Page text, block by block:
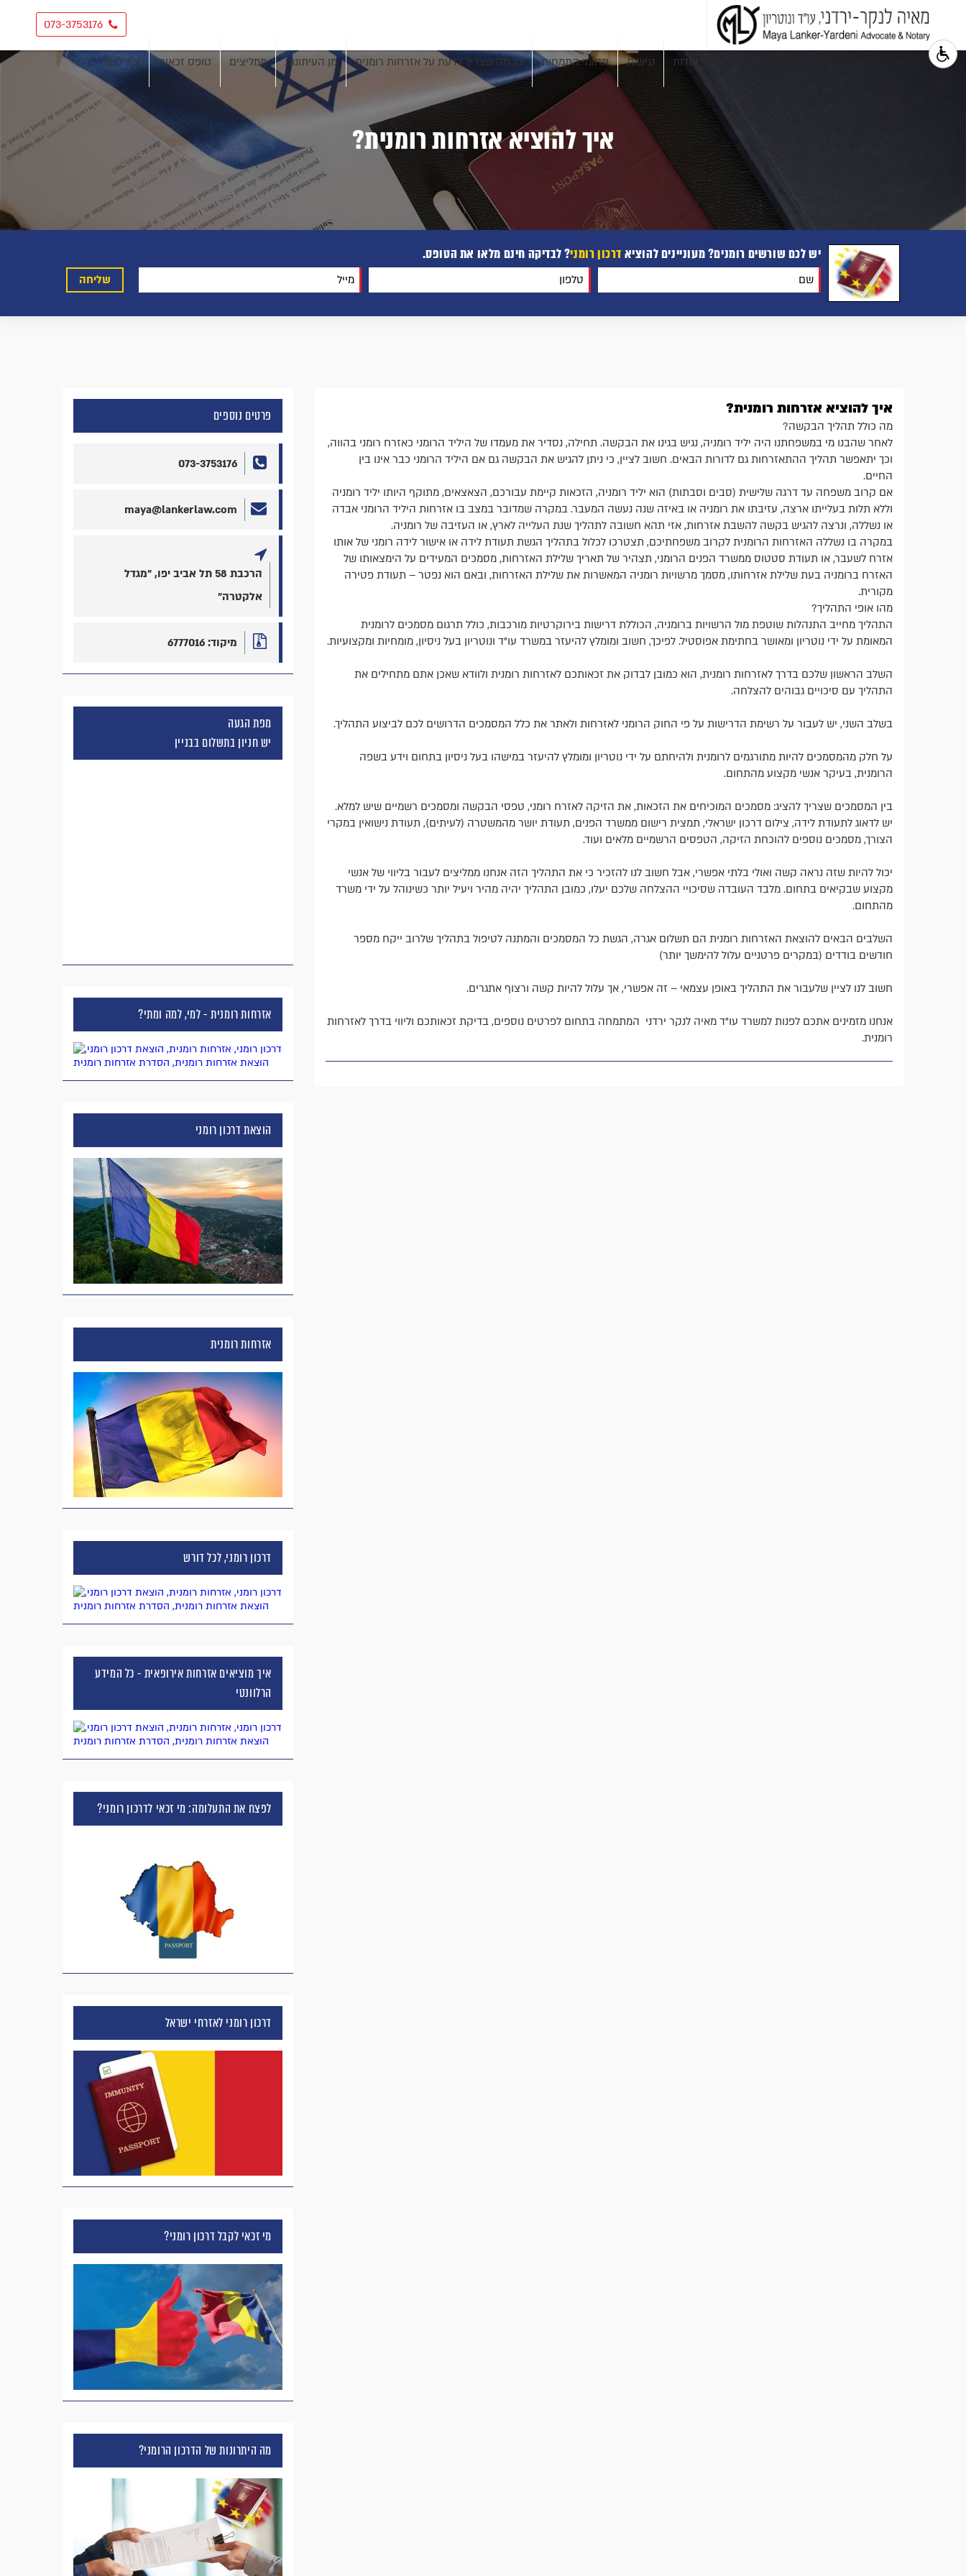
073-3753176
אודות נגישות תחומי התמחות כל מה שצריך לדעת על אזרחות רומנית מן העיתונות ממליצים טופס זכאות צור קשר
איך להוציא אזרחות רומנית?
יש לכם שורשים רומנים? מעוניינים להוציא דרכון רומני? לבדיקה חינם מלאו את הטופס.
איך להוציא אזרחות רומנית?
מה כולל תהליך הבקשה?
לאחר שהבנו מי במשפחתנו היה יליד רומניה, נגיש בגינו את הבקשה. תחילה, נסדיר את מעמדו של היליד הרומני כאזרח רומני בהווה,
וכך יתאפשר תהליך ההתאזרחות גם לדורות הבאים. חשוב לציין, כי ניתן להגיש את הבקשה גם אם היליד הרומני כבר אינו בין
החיים.
אם קרוב משפחה עד דרגה שלישית (סבים וסבתות) הוא יליד רומניה, הזכאות קיימת עבורכם, הצאצאים, מתוקף היותו יליד רומניה
וללא תלות בעלייתו ארצה, עזיבתו את רומניה או באיזה שנה נעשה המעבר. במקרה שמדובר במצב בו אזרחות היליד הרומני אבדה
או נשללה, ונרצה להגיש בקשה להשבת אזרחות, אזי תהא חשובה לתהליך שנת העלייה לארץ, או העזיבה של רומניה.
במקרה בו נשללה האזרחות הרומנית לקרוב משפחתיכם, תצטרכו לכלול בתהליך הגשת תעודת לידה או אישור לידה רומני של אותו
אזרח לשעבר, או תעודת סטטוס ממשרד הפנים הרומני, תצהיר של תאריך שלילת האזרחות, מסמכים המעידים על הימצאותו של
האזרח ברומניה בעת שלילת אזרחותו, מסמך מרשויות רומניה המאשרות את שלילת האזרחות, ובאם הוא נפטר – תעודת פטירה
מקורית.
מהו אופי התהליך?
התהליך מחייב התנהלות שוטפת מול הרשויות ברומניה, הכוללת דרישות בירוקרטיות מורכבות, כולל תרגום מסמכים לרומנית
המאומת על ידי נוטריון ומאושר בחתימת אפוסטיל. לפיכך, חשוב ומומלץ להיעזר במשרד עו"ד ונוטריון בעל ניסיון, מומחיות ומקצועיות.
השלב הראשון שלכם בדרך לאזרחות רומנית, הוא כמובן לבדוק את זכאותכם לאזרחות רומנית ולוודא שאכן אתם מתחילים את
התהליך עם סיכויים גבוהים להצלחה.
בשלב השני, יש לעבור על רשימת הדרישות על פי החוק הרומני לאזרחות ולאתר את כלל המסמכים הדרושים לכם לביצוע התהליך.
על חלק מהמסמכים להיות מתורגמים לרומנית ולהיחתם על ידי נוטריון ומומלץ להיעזר במישהו בעל ניסיון בתחום וידע בשפה
הרומנית, בעיקר אנשי מקצוע מהתחום.
בין המסמכים שצריך להציג: מסמכים המוכיחים את הזכאות, את הזיקה לאזרח רומני, טפסי הבקשה ומסמכים רשמיים שיש למלא.
יש לדאוג לתעודת לידה, צילום דרכון ישראלי, תמצית רישום ממשרד הפנים, תעודת יושר מהמשטרה (לעיתים), תעודת נישואין במקרי
הצורך, מסמכים נוספים להוכחת הזיקה, הטפסים הרשמיים מלאים ועוד.
יכול להיות שזה נראה קשה ואולי בלתי אפשרי, אבל חשוב לנו להזכיר כי את התהליך הזה אנחנו ממליצים לעבור בליווי של אנשי
מקצוע שבקיאים בתחום. מלבד העובדה שסיכויי ההצלחה שלכם יעלו, כמובן התהליך יהיה מהיר ויעיל יותר כשינוהל על ידי משרד
מהתחום.
השלבים הבאים להוצאת האזרחות רומנית הם תשלום אגרה, הגשת כל המסמכים והמתנה לטיפול בתהליך שלרוב ייקח מספר
חודשים בודדים (במקרים פרטניים עלול להימשך יותר)
חשוב לנו לציין שלעבור את התהליך באופן עצמאי – זה אפשרי, אך עלול להיות קשה ורצוף אתגרים.
אנחנו מזמינים אתכם לפנות למשרד עו"ד מאיה לנקר ירדני המתמחה בתחום לפרטים נוספים, בדיקת זכאותכם וליווי בדרך לאזרחות
רומנית.
פרטים נוספים
073-3753176
maya@lankerlaw.com
הרכבת 58 תל אביב יפו, "מגדל
אלקטרה"
מיקוד: 6777016
מפת הגעה
יש חניון בתשלום בבניין
אזרחות רומנית - למי, למה ומתי?
הוצאת דרכון רומני
אזרחות רומנית
דרכון רומני, לכל דורש
איך מוציאים אזרחות אירופאית - כל המידע
הרלוונטי
לפצח את התעלומה: מי זכאי לדרכון רומני?
דרכון רומני לאזרחי ישראל
מי זכאי לקבל דרכון רומני?
מה היתרונות של הדרכון הרומני?